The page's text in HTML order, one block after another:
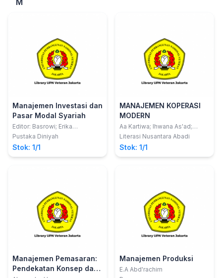
M
Manajemen Investasi dan
Pasar Modal Syariah
Editor: Basrowi; Erika
Anggraeni
Pustaka Diniyah
Stok: 1/1
MANAJEMEN KOPERASI
MODERN
Aa Kartiwa; Ihwana As'ad;
Ummi Kalsum
Literasi Nusantara Abadi
Stok: 1/1
Manajemen Pemasaran:
Pendekatan Konsep dan
Manajemen Produksi
E.A Abd'rachim